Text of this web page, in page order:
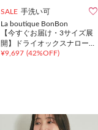
SALE 手洗い可 
La boutique BonBon
【今すぐお届け・3サイズ展
開】ドライオックスナロース
カート2
¥9,697 (42%OFF)